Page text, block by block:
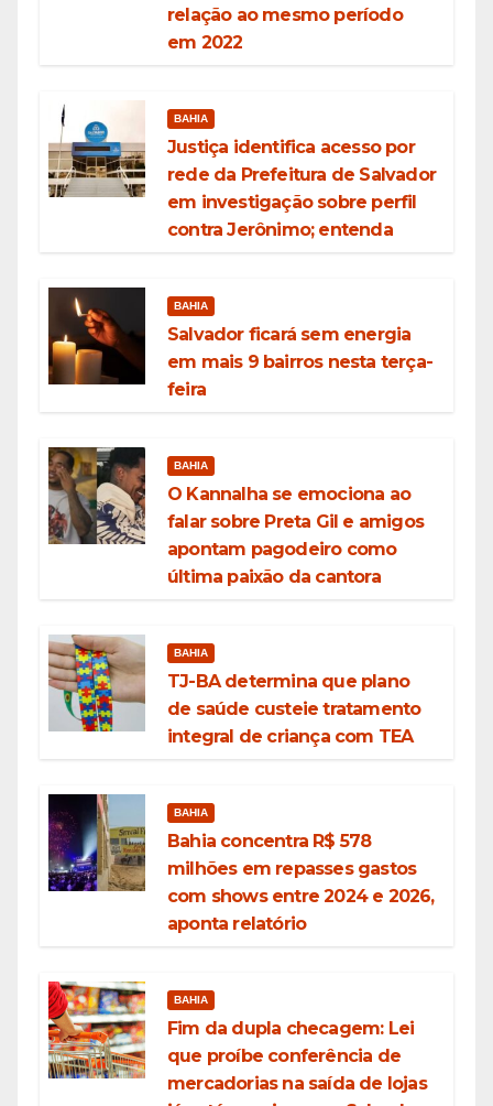
relação ao mesmo período
em 2022
BAHIA
Justiça identifica acesso por
rede da Prefeitura de Salvador
em investigação sobre perfil
contra Jerônimo; entenda
BAHIA
Salvador ficará sem energia
em mais 9 bairros nesta terça-
feira
BAHIA
O Kannalha se emociona ao
falar sobre Preta Gil e amigos
apontam pagodeiro como
última paixão da cantora
BAHIA
TJ-BA determina que plano
de saúde custeie tratamento
integral de criança com TEA
BAHIA
Bahia concentra R$ 578
milhões em repasses gastos
com shows entre 2024 e 2026,
aponta relatório
BAHIA
Fim da dupla checagem: Lei
que proíbe conferência de
mercadorias na saída de lojas